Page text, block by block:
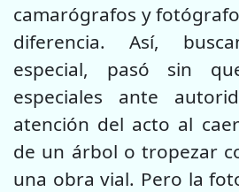
camarógrafos y
diferencia. Así,
especial, pasó sin
especiales ante
atención del acto al
de un árbol o tropezar
una obra vial. Pero la